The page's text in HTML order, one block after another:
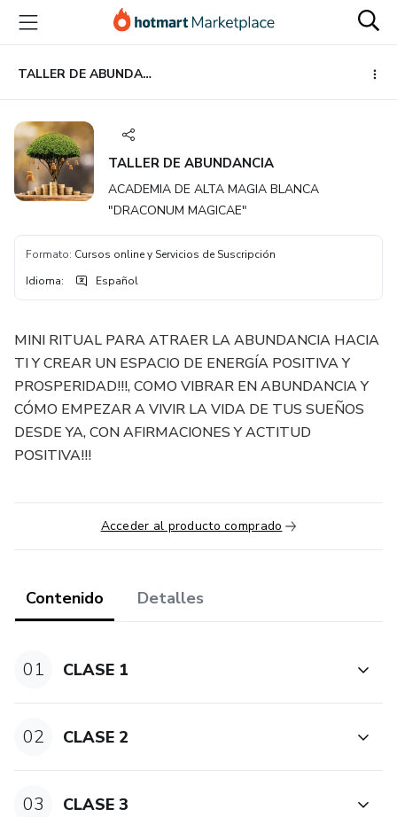
principal
página
de
página
TALLER DE ABUNDANCIA
TALLER DE ABUNDANCIA
ACADEMIA DE ALTA MAGIA BLANCA
"DRACONUM MAGICAE"
Formato: Cursos online y Servicios de Suscripción
Idioma: Español
MINI RITUAL PARA ATRAER LA ABUNDANCIA HACIA
TI Y CREAR UN ESPACIO DE ENERGÍA POSITIVA Y
PROSPERIDAD!!!, COMO VIBRAR EN ABUNDANCIA Y
CÓMO EMPEZAR A VIVIR LA VIDA DE TUS SUEÑOS
DESDE YA, CON AFIRMACIONES Y ACTITUD
POSITIVA!!!
Acceder al producto comprado
Contenido Detalles
01 CLASE 1
02 CLASE 2
03 CLASE 3